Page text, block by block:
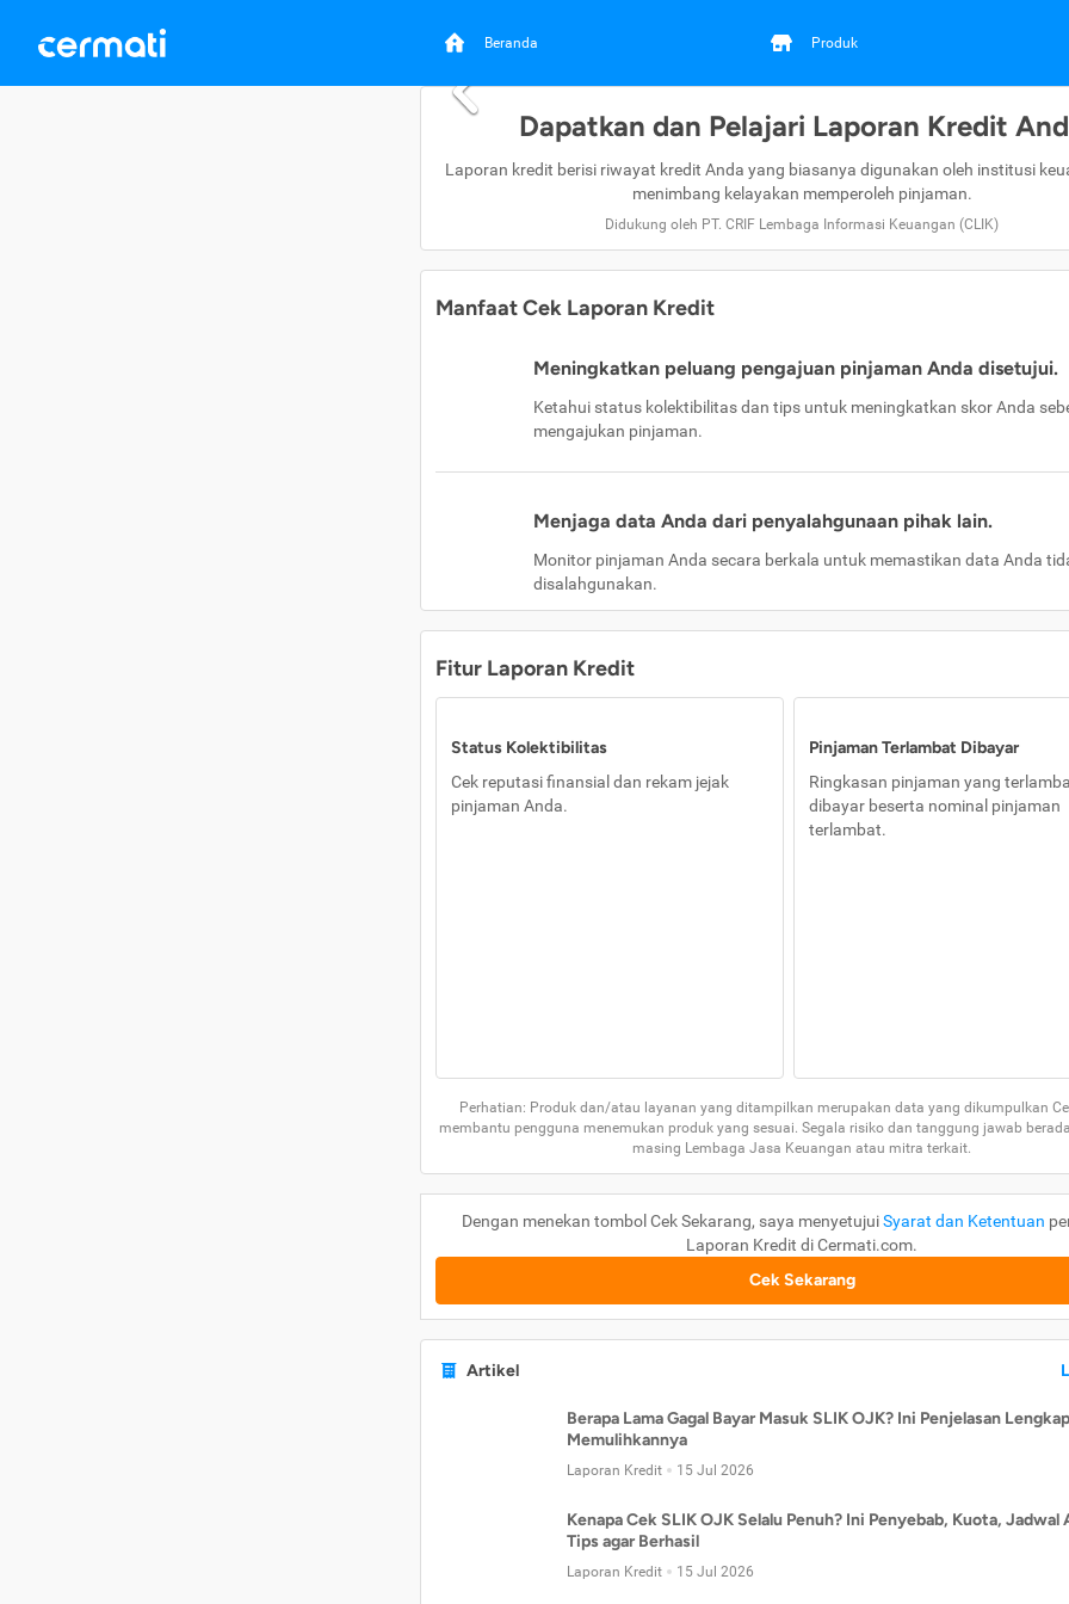
Beranda Produk
Dapatkan dan Pelajari Laporan Kredit
Laporan kredit berisi riwayat kredit Anda yang biasanya digunakan oleh institusi
menimbang kelayakan memperoleh pinjaman.
Didukung oleh PT. CRIF Lembaga Informasi Keuangan (CLIK)
Manfaat Cek Laporan Kredit
Meningkatkan peluang pengajuan pinjaman Anda disetujui.
Ketahui status kolektibilitas dan tips untuk meningkatkan skor Anda
mengajukan pinjaman.
Menjaga data Anda dari penyalahgunaan pihak lain.
Monitor pinjaman Anda secara berkala untuk memastikan data Anda
disalahgunakan.
Fitur Laporan Kredit
Status Kolektibilitas
Cek reputasi finansial dan rekam jejak
pinjaman Anda.
Pinjaman Terlambat Dibayar
Ringkasan pinjaman yang
dibayar beserta nominal pinjaman
terlambat.
Perhatian: Produk dan/atau layanan yang ditampilkan merupakan data yang dikumpulkan
membantu pengguna menemukan produk yang sesuai. Segala risiko dan tanggung jawab
masing Lembaga Jasa Keuangan atau mitra terkait.
Dengan menekan tombol Cek Sekarang, saya menyetujuiSyarat dan Ketentuan
Laporan Kredit di Cermati.com.
Cek Sekarang
Artikel
Berapa Lama Gagal Bayar Masuk SLIK OJK? Ini Penjelasan
Memulihkannya
Laporan Kredit 15 Jul 2026
Kenapa Cek SLIK OJK Selalu Penuh? Ini Penyebab, Kuota, Jadwal
Tips agar Berhasil
Laporan Kredit 15 Jul 2026